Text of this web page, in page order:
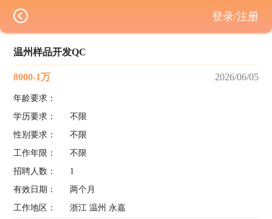
温州样品开发QC
8000-1万 2026/06/05
年龄要求：
学历要求：
不限
性别要求：
不限
工作年限：
不限
招聘人数：
1
有效日期：
两个月
工作地区：
浙江 温州 永嘉
登录/注册